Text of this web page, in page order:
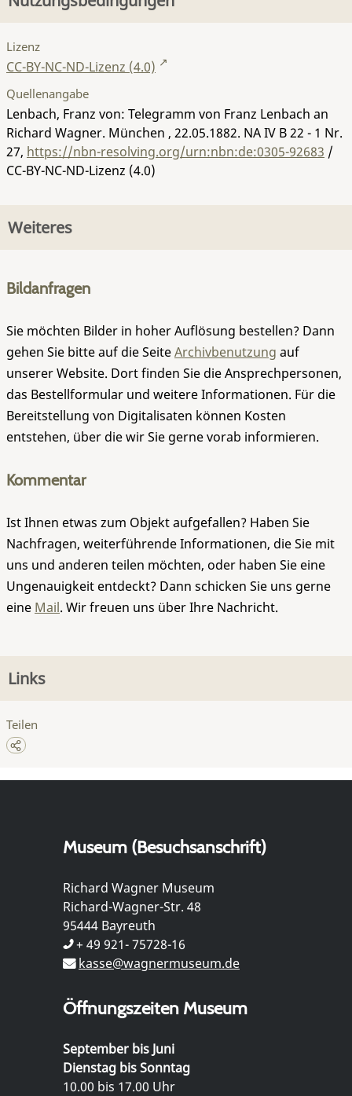
Lizenz
CC-BY-NC-ND-Lizenz (4.0)
Quellenangabe
Lenbach, Franz von: Telegramm von Franz Lenbach an
Richard Wagner. München , 22.05.1882. NA IV B 22 - 1 Nr.
27, https://nbn-resolving.org/urn:nbn:de:0305-92683 /
CC-BY-NC-ND-Lizenz (4.0)
Weiteres
Bildanfragen
Sie möchten Bilder in hoher Auflösung bestellen? Dann
gehen Sie bitte auf die SeiteArchivbenutzung auf
unserer Website. Dort finden Sie die Ansprechpersonen,
das Bestellformular und weitere Informationen. Für die
Bereitstellung von Digitalisaten können Kosten
entstehen, über die wir Sie gerne vorab informieren.
Kommentar
Ist Ihnen etwas zum Objekt aufgefallen? Haben Sie
Nachfragen, weiterführende Informationen, die Sie mit
uns und anderen teilen möchten, oder haben Sie eine
Ungenauigkeit entdeckt? Dann schicken Sie uns gerne
eine Mail. Wir freuen uns über Ihre Nachricht.
Links
Teilen
Museum (Besuchsanschrift)
Richard Wagner Museum
Richard-Wagner-Str. 48
95444 Bayreuth
+ 49 921- 75728-16
kasse@wagnermuseum.de
Öffnungszeiten Museum
September bis Juni
Dienstag bis Sonntag
10.00 bis 17.00 Uhr